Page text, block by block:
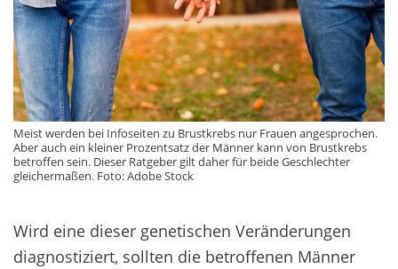
Meist werden bei Infoseiten zu Brustkrebs nur Frauen angesprochen.
Aber auch ein kleiner Prozentsatz der Männer kann von Brustkrebs
betroffen sein. Dieser Ratgeber gilt daher für beide Geschlechter
gleichermaßen. Foto: Adobe Stock
Wird eine dieser genetischen Veränderungen
diagnostiziert, sollten die betroffenen Männer